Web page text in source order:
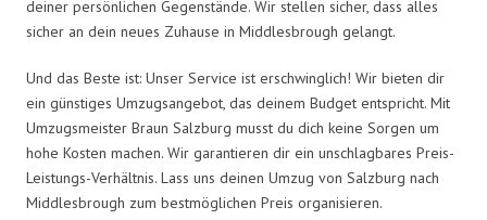
deiner persönlichen Gegenstände. Wir stellen sicher, dass alles
sicher an dein neues Zuhause in Middlesbrough gelangt.
Und das Beste ist: Unser Service ist erschwinglich! Wir bieten dir
ein günstiges Umzugsangebot, das deinem Budget entspricht. Mit
Umzugsmeister Braun Salzburg musst du dich keine Sorgen um
hohe Kosten machen. Wir garantieren dir ein unschlagbares Preis-
Leistungs-Verhältnis. Lass uns deinen Umzug von Salzburg nach
Middlesbrough zum bestmöglichen Preis organisieren.